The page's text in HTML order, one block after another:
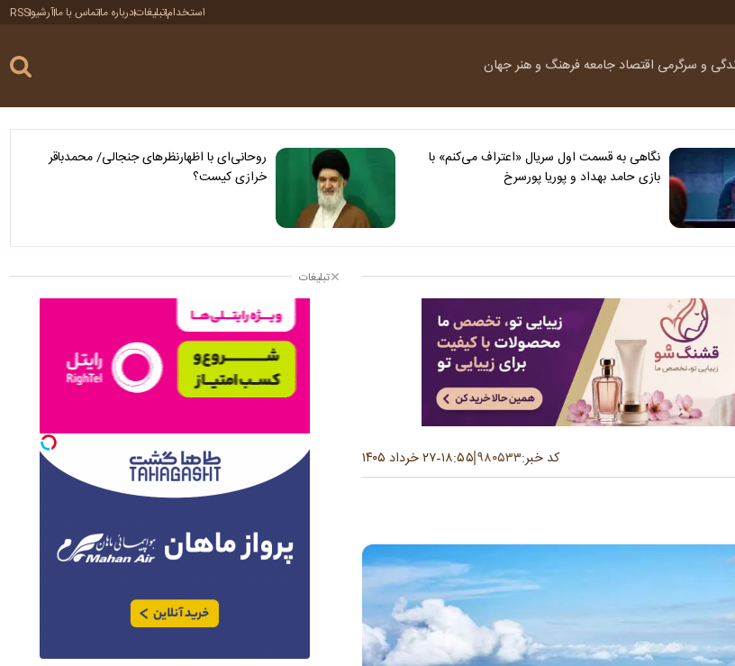
استخدامتبلیغاتدرباره ماتماس با ماآرشیوRSS
و سرگرمی اقتصاد جامعهفرهنگ و هنرجهان
نگاهی به قسمت اول سریال «اعتراف می‌کنم» با
بازی حامد بهداد و پوریا پورسرخ
روحانی‌ای با اظهارنظرهای جنجالی/ محمدباقر
خرازی کیست؟
کد خبر:۹۸۰۵۳۳ ۱۸:۵۵-۲۷ خرداد ۱۴۰۵
تبلیغات